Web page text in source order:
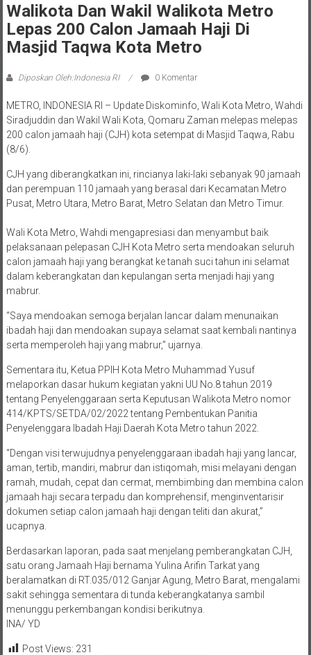
Walikota Dan Wakil Walikota Metro
Lepas 200 Calon Jamaah Haji Di
Masjid Taqwa Kota Metro
Diposkan Oleh:Indonesia RI 0 Komentar
METRO, INDONESIA RI – Update Diskominfo, Wali Kota Metro, Wahdi
Siradjuddin dan Wakil Wali Kota, Qomaru Zaman melepas melepas
200 calon jamaah haji (CJH) kota setempat di Masjid Taqwa, Rabu
(8/6).
CJH yang diberangkatkan ini, rincianya laki-laki sebanyak 90 jamaah
dan perempuan 110 jamaah yang berasal dari Kecamatan Metro
Pusat, Metro Utara, Metro Barat, Metro Selatan dan Metro Timur.
Wali Kota Metro, Wahdi mengapresiasi dan menyambut baik
pelaksanaan pelepasan CJH Kota Metro serta mendoakan seluruh
calon jamaah haji yang berangkat ke tanah suci tahun ini selamat
dalam keberangkatan dan kepulangan serta menjadi haji yang
mabrur.
“Saya mendoakan semoga berjalan lancar dalam menunaikan
ibadah haji dan mendoakan supaya selamat saat kembali nantinya
serta memperoleh haji yang mabrur,” ujarnya.
Sementara itu, Ketua PPIH Kota Metro Muhammad Yusuf
melaporkan dasar hukum kegiatan yakni UU No.8 tahun 2019
tentang Penyelenggaraan serta Keputusan Walikota Metro nomor
414/KPTS/SETDA/02/2022 tentang Pembentukan Panitia
Penyelenggara Ibadah Haji Daerah Kota Metro tahun 2022.
“Dengan visi terwujudnya penyelenggaraan ibadah haji yang lancar,
aman, tertib, mandiri, mabrur dan istiqomah, misi melayani dengan
ramah, mudah, cepat dan cermat, membimbing dan membina calon
jamaah haji secara terpadu dan komprehensif, menginventarisir
dokumen setiap calon jamaah haji dengan teliti dan akurat,”
ucapnya.
Berdasarkan laporan, pada saat menjelang pemberangkatan CJH,
satu orang Jamaah Haji bernama Yulina Arifin Tarkat yang
beralamatkan di RT.035/012 Ganjar Agung, Metro Barat, mengalami
sakit sehingga sementara di tunda keberangkatanya sambil
menunggu perkembangan kondisi berikutnya.
INA/ YD
Post Views: 231